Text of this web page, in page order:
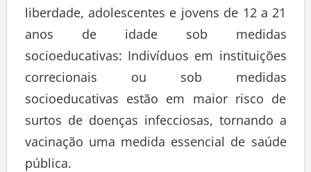
liberdade, adolescentes e jovens de 12 a 21
anos de idade sob medidas
socioeducativas: Indivíduos em instituições
correcionais ou sob medidas
socioeducativas estão em maior risco de
surtos de doenças infecciosas, tornando a
vacinação uma medida essencial de saúde
pública.